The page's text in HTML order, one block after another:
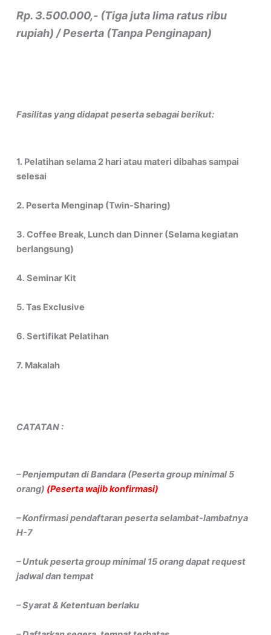
Rp. 3.500.000,- (Tiga juta lima ratus ribu
rupiah) / Peserta (Tanpa Penginapan)
Fasilitas yang didapat peserta sebagai berikut:
1. Pelatihan selama 2 hari atau materi dibahas sampai
selesai
2. Peserta Menginap (Twin-Sharing)
3. Coffee Break, Lunch dan Dinner (Selama kegiatan
berlangsung)
4. Seminar Kit
5. Tas Exclusive
6. Sertifikat Pelatihan
7. Makalah
CATATAN :
– Penjemputan di Bandara (Peserta group minimal 5
orang) (Peserta wajib konfirmasi)
– Konfirmasi pendaftaran peserta selambat-lambatnya
H-7
– Untuk peserta group minimal 15 orang dapat request
jadwal dan tempat
– Syarat & Ketentuan berlaku